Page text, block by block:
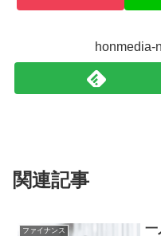
honmedia-
関連記事
ファイナンス
一